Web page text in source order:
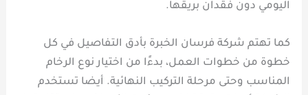
اليومي دون فقدان بريقها.
كما تهتم شركة فرسان الخبرة بأدق التفاصيل في كل
خطوة من خطوات العمل، بدءًا من اختيار نوع الرخام
المناسب وحتى مرحلة التركيب النهائية. أيضا تستخدم